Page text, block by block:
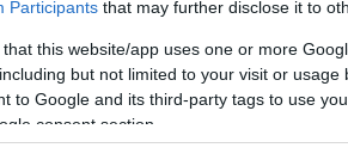
Participants that may further disclose it to
that this website/app uses one or more
but not limited to your visit or
to Google and its third-party tags to use
consent section.
négybe, majd kb. fél centis karikákra.
mm-es karikákra.
3-4 evőkanál olajat, és a felkockázott tofut